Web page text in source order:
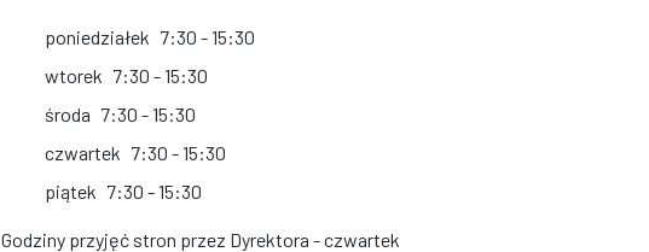
poniedziałek 7:30 - 15:30
wtorek 7:30 - 15:30
środa 7:30 - 15:30
czwartek 7:30 - 15:30
piątek 7:30 - 15:30
Godziny przyjęć stron przez Dyrektora - czwartek